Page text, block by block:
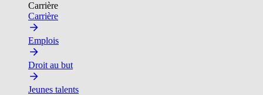
Carrière
Carrière
Emplois
Droit au but
Jeunes talents